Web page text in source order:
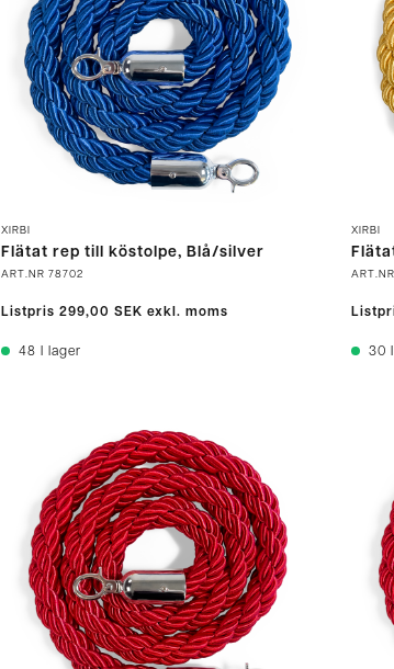
XIRBI
Flätat rep till köstolpe, Blå/silver
ART.NR 78702
Listpris 299,00 SEK exkl. moms
48 I lager
XIRBI
ART.NR
30